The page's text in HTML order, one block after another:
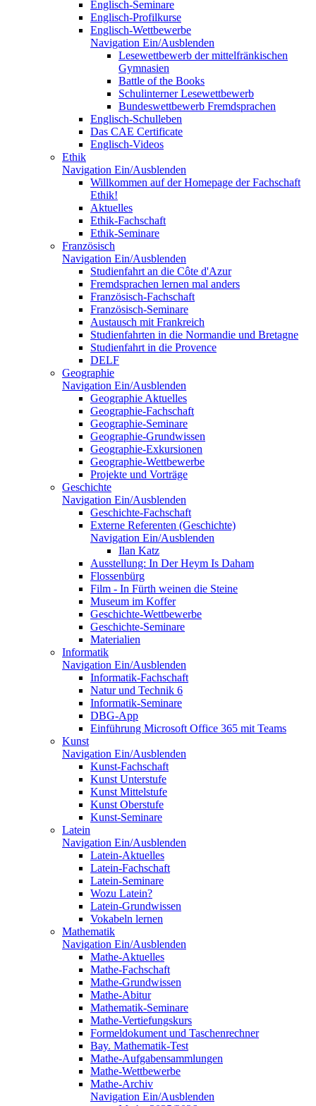
Englisch-Seminare
Englisch-Profilkurse
Englisch-Wettbewerbe
Navigation Ein/Ausblenden
Lesewettbewerb der mittelfränkischen
Gymnasien
Battle of the Books
Schulinterner Lesewettbewerb
Bundeswettbewerb Fremdsprachen
Englisch-Schulleben
Das CAE Certificate
Englisch-Videos
Ethik
Navigation Ein/Ausblenden
Willkommen auf der Homepage der Fachschaft
Ethik!
Aktuelles
Ethik-Fachschaft
Ethik-Seminare
Französisch
Navigation Ein/Ausblenden
Studienfahrt an die Côte d'Azur
Fremdsprachen lernen mal anders
Französisch-Fachschaft
Französisch-Seminare
Austausch mit Frankreich
Studienfahrten in die Normandie und Bretagne
Studienfahrt in die Provence
DELF
Geographie
Navigation Ein/Ausblenden
Geographie Aktuelles
Geographie-Fachschaft
Geographie-Seminare
Geographie-Grundwissen
Geographie-Exkursionen
Geographie-Wettbewerbe
Projekte und Vorträge
Geschichte
Navigation Ein/Ausblenden
Geschichte-Fachschaft
Externe Referenten (Geschichte)
Navigation Ein/Ausblenden
Ilan Katz
Ausstellung: In Der Heym Is Daham
Flossenbürg
Film - In Fürth weinen die Steine
Museum im Koffer
Geschichte-Wettbewerbe
Geschichte-Seminare
Materialien
Informatik
Navigation Ein/Ausblenden
Informatik-Fachschaft
Natur und Technik 6
Informatik-Seminare
DBG-App
Einführung Microsoft Office 365 mit Teams
Kunst
Navigation Ein/Ausblenden
Kunst-Fachschaft
Kunst Unterstufe
Kunst Mittelstufe
Kunst Oberstufe
Kunst-Seminare
Latein
Navigation Ein/Ausblenden
Latein-Aktuelles
Latein-Fachschaft
Latein-Seminare
Wozu Latein?
Latein-Grundwissen
Vokabeln lernen
Mathematik
Navigation Ein/Ausblenden
Mathe-Aktuelles
Mathe-Fachschaft
Mathe-Grundwissen
Mathe-Abitur
Mathematik-Seminare
Mathe-Vertiefungskurs
Formeldokument und Taschenrechner
Bay. Mathematik-Test
Mathe-Aufgabensammlungen
Mathe-Wettbewerbe
Mathe-Archiv
Navigation Ein/Ausblenden